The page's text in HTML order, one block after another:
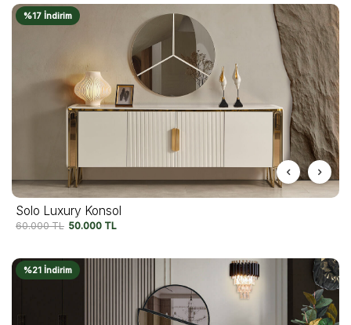
%17 İndirim
Solo Luxury Konsol
60.000TL 50.000 TL
%21 İndirim